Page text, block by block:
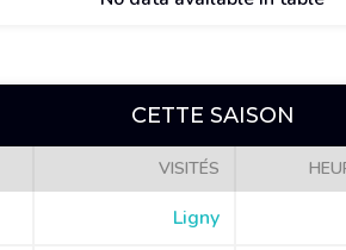
CETTE SAISON
VISITÉS
Ligny